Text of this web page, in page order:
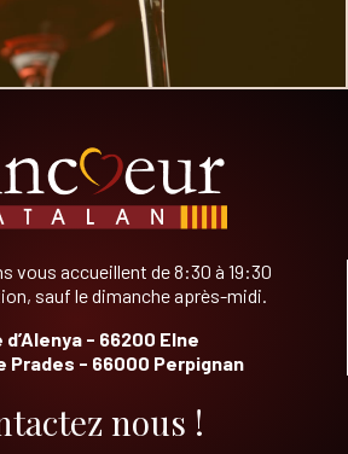
vous accueillent de 8:30 à 19:30
sauf le dimanche après-midi.
d’Alenya - 66200 Elne
Prades - 66000 Perpignan
nous !